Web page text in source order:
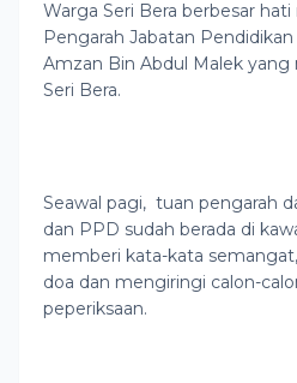
Warga Seri Bera berbesar
Pengarah Jabatan
Amzan Bin Abdul Malek
Seri Bera.
Seawal pagi, tuan pengarah
dan PPD sudah berada di
memberi kata-kata
doa dan mengiringi calon-
peperiksaan.